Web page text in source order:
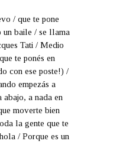
/ que te pone
baile / se llama
Tati / Medio
te ponés en
con ese poste!) /
empezás a
a nada en
moverte bien
la gente que te
/ Porque es un